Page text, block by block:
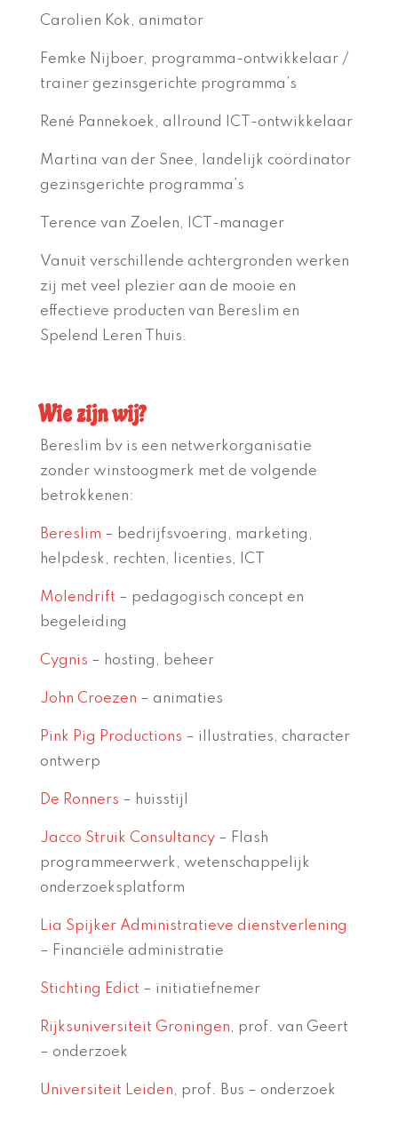
Carolien Kok, animator
Femke Nijboer, programma-ontwikkelaar /
trainer gezinsgerichte programma’s
René Pannekoek, allround ICT-ontwikkelaar
Martina van der Snee, landelijk coördinator
gezinsgerichte programma’s
Terence van Zoelen, ICT-manager
Vanuit verschillende achtergronden werken
zij met veel plezier aan de mooie en
effectieve producten van Bereslim en
Spelend Leren Thuis.
Wie zijn wij?
Bereslim bv is een netwerkorganisatie
zonder winstoogmerk met de volgende
betrokkenen:
Bereslim – bedrijfsvoering, marketing,
helpdesk, rechten, licenties, ICT
Molendrift – pedagogisch concept en
begeleiding
Cygnis – hosting, beheer
John Croezen – animaties
Pink Pig Productions – illustraties, character
ontwerp
De Ronners – huisstijl
Jacco Struik Consultancy– Flash
programmeerwerk, wetenschappelijk
onderzoeksplatform
Lia Spijker Administratieve dienstverlening
– Financiële administratie
Stichting Edict – initiatiefnemer
Rijksuniversiteit Groningen, prof. van Geert
– onderzoek
Universiteit Leiden, prof. Bus – onderzoek